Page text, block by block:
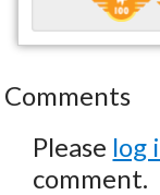
Comments
Please log
comment.